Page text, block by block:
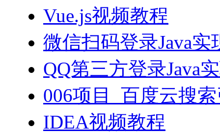
Vue.js视频教程
微信扫码登录Java实
QQ第三方登录Java
006项目_百度云搜
IDEA视频教程